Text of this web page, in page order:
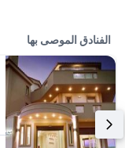
الفنادق الموصى بها